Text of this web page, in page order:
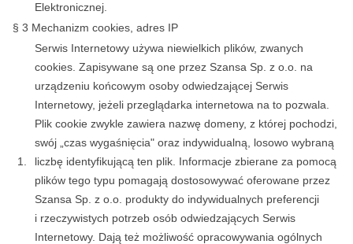
Elektronicznej.
§ 3 Mechanizm cookies, adres IP
1.
Serwis Internetowy używa niewielkich plików, zwanych
cookies. Zapisywane są one przez Szansa Sp. z o.o. na
urządzeniu końcowym osoby odwiedzającej Serwis
Internetowy, jeżeli przeglądarka internetowa na to pozwala.
Plik cookie zwykle zawiera nazwę domeny, z której pochodzi,
swój „czas wygaśnięcia" oraz indywidualną, losowo wybraną
liczbę identyfikującą ten plik. Informacje zbierane za pomocą
plików tego typu pomagają dostosowywać oferowane przez
Szansa Sp. z o.o. produkty do indywidualnych preferencji
i rzeczywistych potrzeb osób odwiedzających Serwis
Internetowy. Dają też możliwość opracowywania ogólnych